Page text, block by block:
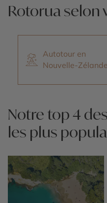
Rotorua selon
Autotour en
Nouvelle-Zélande
Notre top 4
les plus